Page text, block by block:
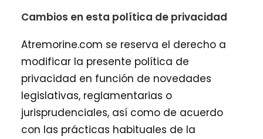
Cambios en esta política de privacidad
Atremorine.com se reserva el derecho a
modificar la presente política de
privacidad en función de novedades
legislativas, reglamentarias o
jurisprudenciales, así como de acuerdo
con las prácticas habituales de la